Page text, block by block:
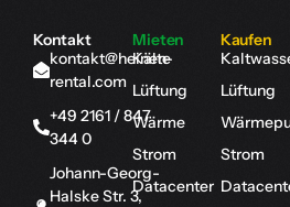
Kontakt
kontakt@heinen-
rental.com
+49 2161 / 847
344 0
Johann-Georg-
Halske Str. 3,
Mieten
Kälte
Lüftung
Wärme
Strom
Datacenter
Kaufen
Lüftung
Strom